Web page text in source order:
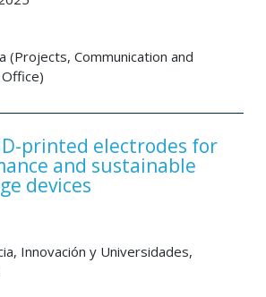
(Projects, Communication and
printed electrodes for
and sustainable
devices
Innovación y Universidades,